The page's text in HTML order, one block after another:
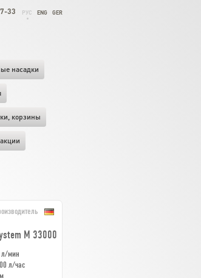
33 РУС ENG GER
насадки
корзины
M 33000
л/мин
л/час